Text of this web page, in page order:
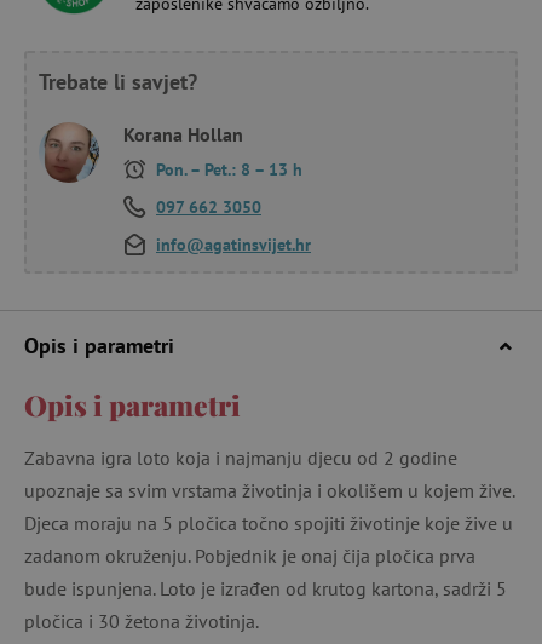
Trebate li savjet?
Korana Hollan
Pon. – Pet.: 8 – 13 h
097 662 3050
info@agatinsvijet.hr
Opis i parametri
Opis i parametri
Zabavna igra loto koja i najmanju djecu od 2 godine
upoznaje sa svim vrstama životinja i okolišem u kojem žive.
Djeca moraju na 5 pločica točno spojiti životinje koje žive u
zadanom okruženju. Pobjednik je onaj čija pločica prva
bude ispunjena. Loto je izrađen od krutog kartona, sadrži 5
pločica i 30 žetona životinja.